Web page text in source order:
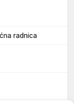
radnica